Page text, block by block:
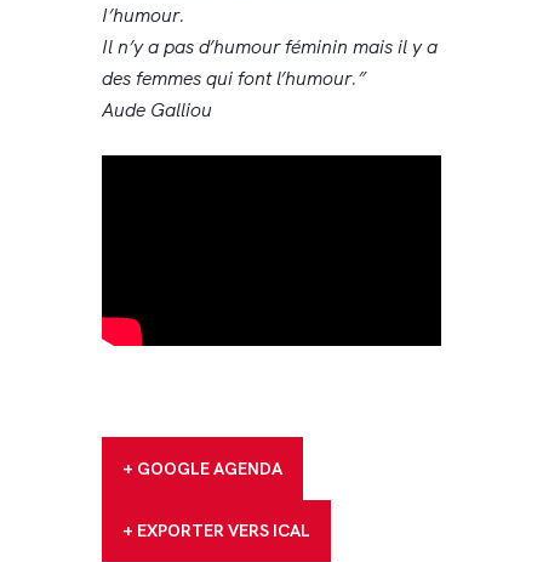
I’humour.
Il n’y a pas d’humour féminin mais il y a
des femmes qui font l’humour.”
Aude Galliou
+ GOOGLE AGENDA
+ EXPORTER VERS ICAL